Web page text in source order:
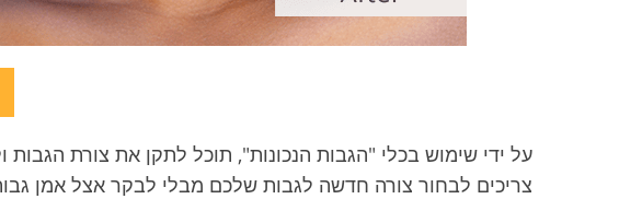
על ידי שימוש בכלי "הגבות הנכונות", תוכל לתקן את צורת
צריכים לבחור צורה חדשה לגבות שלכם מבלי לבקר אצל אמן